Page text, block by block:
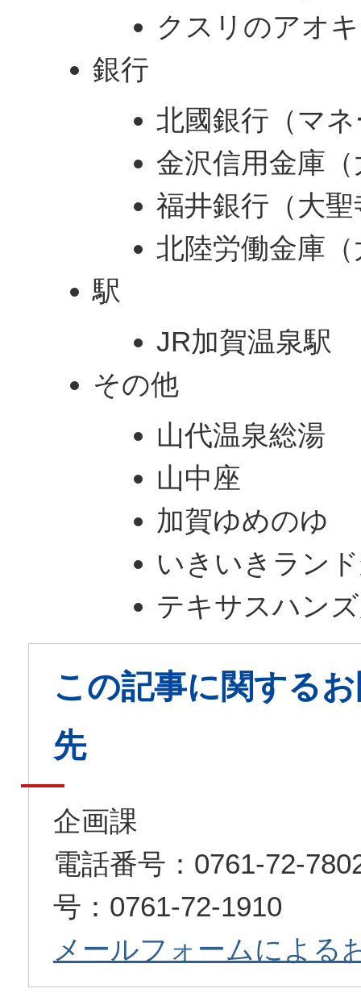
クスリのアオ
銀行
北國銀行（マ
金沢信用金庫
福井銀行（大
北陸労働金庫
駅
JR加賀温泉駅
その他
山代温泉総湯
山中座
加賀ゆめのゆ
いきいきラン
テキサスハン
この記事に関する
先
企画課
電話番号：0761-72-
号：0761-72-1910
メールフォームによる